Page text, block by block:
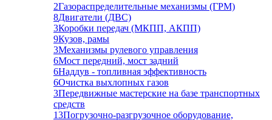
2Газораспределительные механизмы (ГРМ)
8Двигатели (ДВС)
3Коробки передач (МКПП, АКПП)
9Кузов, рамы
3Механизмы рулевого управления
6Мост передний, мост задний
6Наддув - топливная эффективность
6Очистка выхлопных газов
3Передвижные мастерские на базе транспортных
средств
13Погрузочно-разгрузочное оборудование,